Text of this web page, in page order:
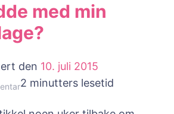
med min
den 10. juli 2015
til
2 minutters lesetid